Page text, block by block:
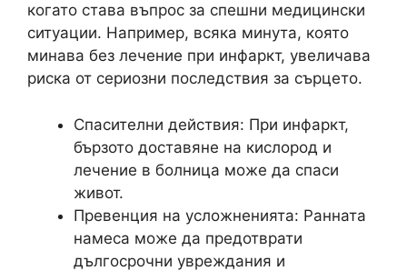
когато става въпрос за спешни медицински
ситуации. Например, всяка минута, която
минава без лечение при инфаркт, увеличава
риска от сериозни последствия за сърцето.
Спасителни действия: При инфаркт,
бързото доставяне на кислород и
лечение в болница може да спаси
живот.
Превенция на усложненията: Ранната
намеса може да предотврати
дългосрочни увреждания и